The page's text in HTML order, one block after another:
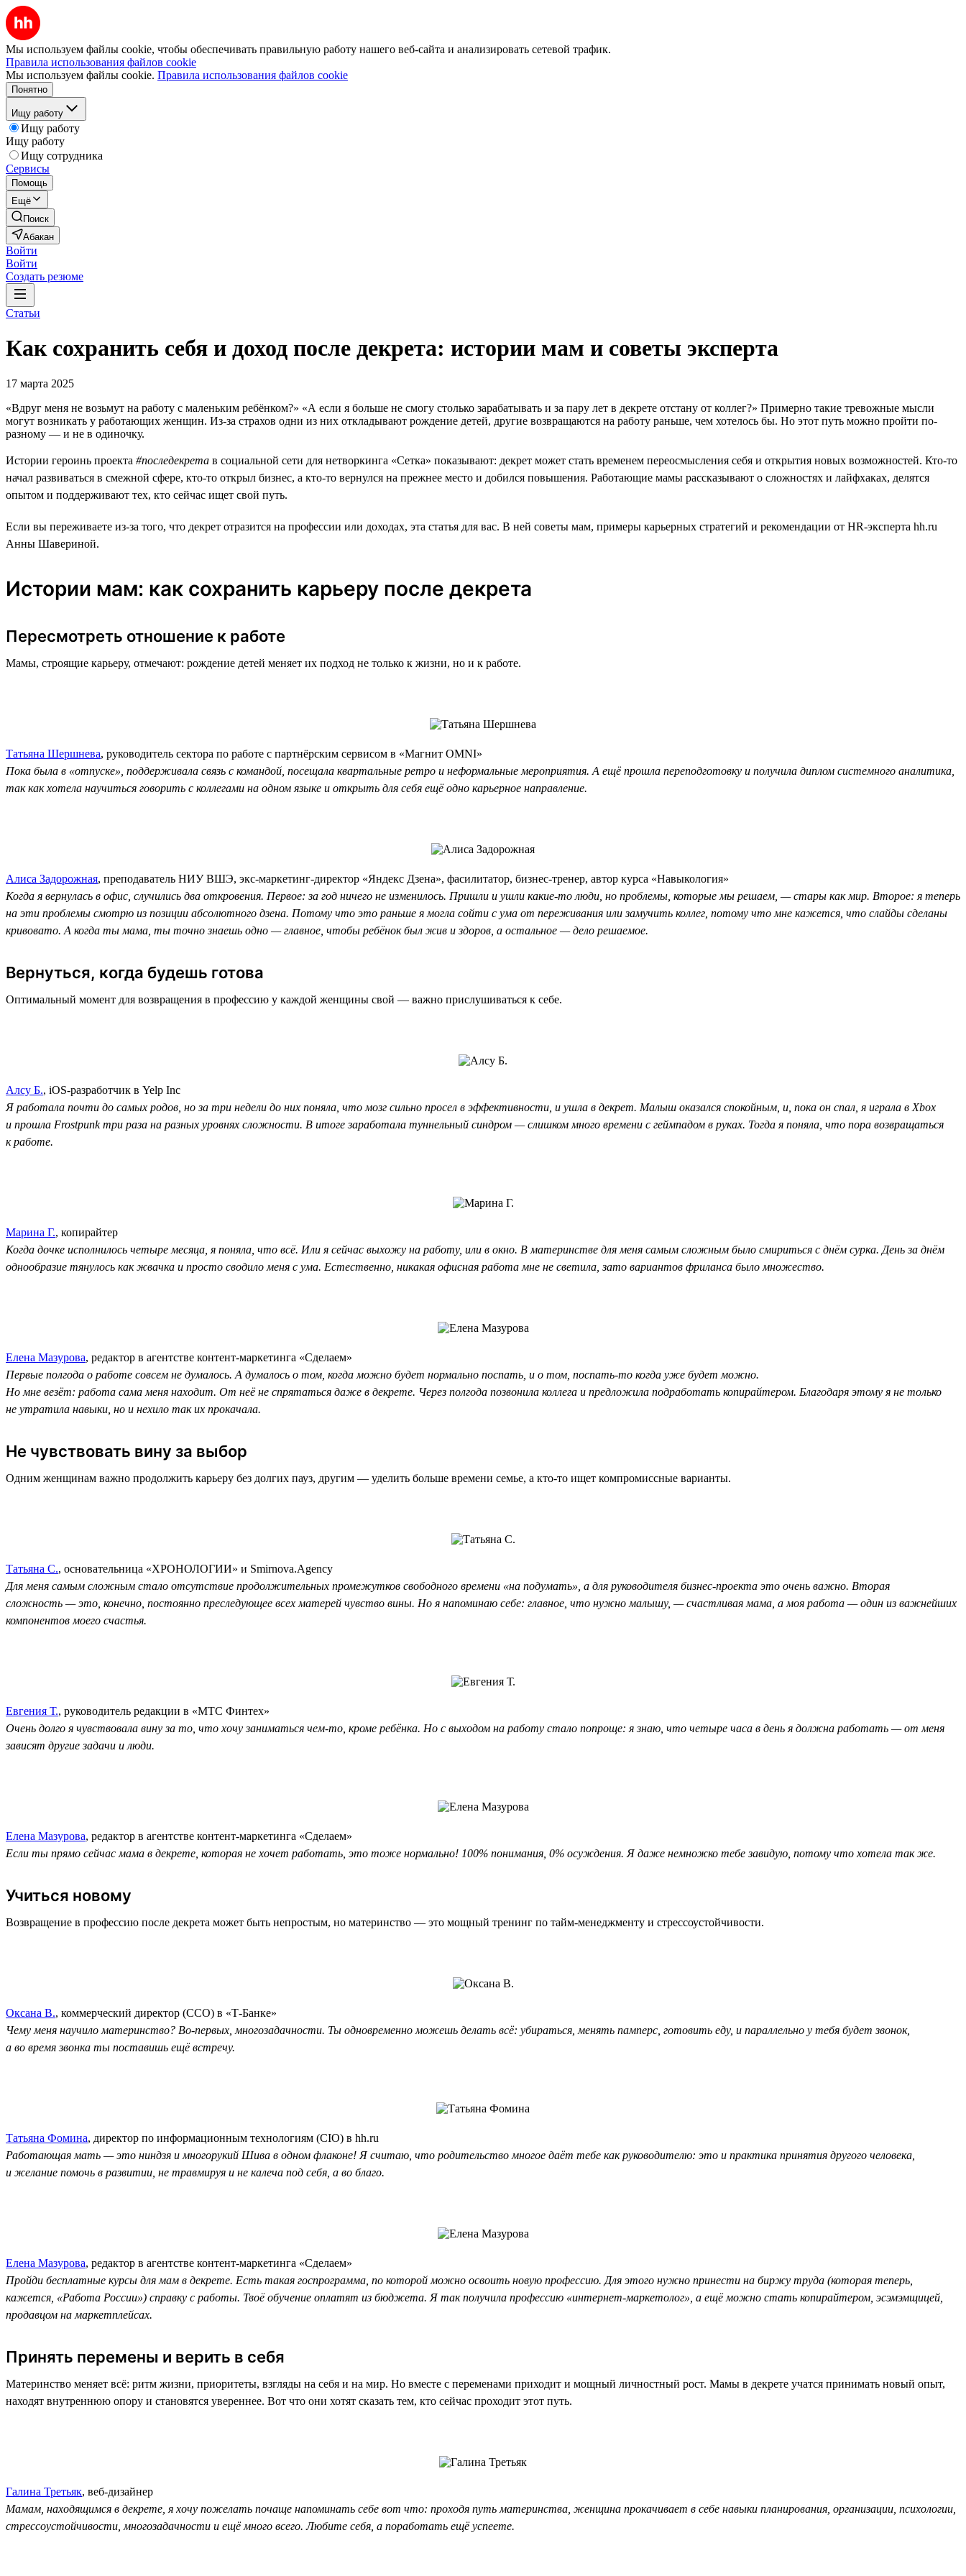
Мы используем файлы cookie, чтобы обеспечивать правильную работу нашего веб-сайта и анализировать сетевой трафик.
Правила использования файлов cookie
Мы используем файлы cookie. Правила использования файлов cookie
Понятно
Ищу работу
Ищу работу
Ищу работу
Ищу сотрудника
Сервисы
Помощь
Ещё
Поиск
Абакан
Войти
Войти
Создать резюме
Статьи
Как сохранить себя и доход после декрета: истории мам и советы эксперта
17 марта 2025
«Вдруг меня не возьмут на работу с маленьким ребёнком?» «А если я больше не смогу столько зарабатывать и за пару лет в декрете отстану от коллег?» Примерно такие тревожные мысли
могут возникать у работающих женщин. Из-за страхов одни из них откладывают рождение детей, другие возвращаются на работу раньше, чем хотелось бы. Но этот путь можно пройти по-
разному — и не в одиночку.
Истории героинь проекта #последекрета в социальной сети для нетворкинга «Сетка» показывают: декрет может стать временем переосмысления себя и открытия новых возможностей. Кто-то
начал развиваться в смежной сфере, кто-то открыл бизнес, а кто-то вернулся на прежнее место и добился повышения. Работающие мамы рассказывают о сложностях и лайфхаках, делятся
опытом и поддерживают тех, кто сейчас ищет свой путь.
Если вы переживаете из-за того, что декрет отразится на профессии или доходах, эта статья для вас. В ней советы мам, примеры карьерных стратегий и рекомендации от HR-эксперта hh.ru
Анны Шавериной.
Истории мам: как сохранить карьеру после декрета
Пересмотреть отношение к работе
Мамы, строящие карьеру, отмечают: рождение детей меняет их подход не только к жизни, но и к работе.
Татьяна Шершнева, руководитель сектора по работе с партнёрским сервисом в «Магнит OMNI»
Пока была в «отпуске», поддерживала связь с командой, посещала квартальные ретро и неформальные мероприятия. А ещё прошла переподготовку и получила диплом системного аналитика,
так как хотела научиться говорить с коллегами на одном языке и открыть для себя ещё одно карьерное направление.
Алиса Задорожная, преподаватель НИУ ВШЭ, экс‑маркетинг-директор «Яндекс Дзена», фасилитатор, бизнес-тренер, автор курса «Навыкология»
Когда я вернулась в офис, случились два откровения. Первое: за год ничего не изменилось. Пришли и ушли какие-то люди, но проблемы, которые мы решаем, — стары как мир. Второе: я теперь
на эти проблемы смотрю из позиции абсолютного дзена. Потому что это раньше я могла сойти с ума от переживания или замучить коллег, потому что мне кажется, что слайды сделаны
кривовато. А когда ты мама, ты точно знаешь одно — главное, чтобы ребёнок был жив и здоров, а остальное — дело решаемое.
Вернуться, когда будешь готова
Оптимальный момент для возвращения в профессию у каждой женщины свой — важно прислушиваться к себе.
Алсу Б., iOS-разработчик в Yelp Inc
Я работала почти до самых родов, но за три недели до них поняла, что мозг сильно просел в эффективности, и ушла в декрет. Малыш оказался спокойным, и, пока он спал, я играла в Xbox
и прошла Frostpunk три раза на разных уровнях сложности. В итоге заработала туннельный синдром — слишком много времени с геймпадом в руках. Тогда я поняла, что пора возвращаться
к работе.
Марина Г., копирайтер
Когда дочке исполнилось четыре месяца, я поняла, что всё. Или я сейчас выхожу на работу, или в окно. В материнстве для меня самым сложным было смириться с днём сурка. День за днём
однообразие тянулось как жвачка и просто сводило меня с ума. Естественно, никакая офисная работа мне не светила, зато вариантов фриланса было множество.
Елена Мазурова, редактор в агентстве контент-маркетинга «Сделаем»
Первые полгода о работе совсем не думалось. А думалось о том, когда можно будет нормально поспать, и о том, поспать-то когда уже будет можно.
Но мне везёт: работа сама меня находит. От неё не спрятаться даже в декрете. Через полгода позвонила коллега и предложила подработать копирайтером. Благодаря этому я не только
не утратила навыки, но и нехило так их прокачала.
Не чувствовать вину за выбор
Одним женщинам важно продолжить карьеру без долгих пауз, другим — уделить больше времени семье, а кто-то ищет компромиссные варианты.
Татьяна С., основательница «ХРОНОЛОГИИ» и Smirnova.Agency
Для меня самым сложным стало отсутствие продолжительных промежутков свободного времени «на подумать», а для руководителя бизнес-проекта это очень важно. Вторая
сложность — это, конечно, постоянно преследующее всех матерей чувство вины. Но я напоминаю себе: главное, что нужно малышу, — счастливая мама, а моя работа — один из важнейших
компонентов моего счастья.
Евгения Т., руководитель редакции в «МТС Финтех»
Очень долго я чувствовала вину за то, что хочу заниматься чем-то, кроме ребёнка. Но с выходом на работу стало попроще: я знаю, что четыре часа в день я должна работать — от меня
зависят другие задачи и люди.
Елена Мазурова, редактор в агентстве контент-маркетинга «Сделаем»
Если ты прямо сейчас мама в декрете, которая не хочет работать, это тоже нормально! 100% понимания, 0% осуждения. Я даже немножко тебе завидую, потому что хотела так же.
Учиться новому
Возвращение в профессию после декрета может быть непростым, но материнство — это мощный тренинг по тайм-менеджменту и стрессоустойчивости.
Оксана В., коммерческий директор (CCO) в «Т-Банке»
Чему меня научило материнство? Во-первых, многозадачности. Ты одновременно можешь делать всё: убираться, менять памперс, готовить еду, и параллельно у тебя будет звонок,
а во время звонка ты поставишь ещё встречу.
Татьяна Фомина, директор по информационным технологиям (CIO) в hh.ru
Работающая мать — это ниндзя и многорукий Шива в одном флаконе! Я считаю, что родительство многое даёт тебе как руководителю: это и практика принятия другого человека,
и желание помочь в развитии, не травмируя и не калеча под себя, а во благо.
Елена Мазурова, редактор в агентстве контент-маркетинга «Сделаем»
Пройди бесплатные курсы для мам в декрете. Есть такая госпрограмма, по которой можно освоить новую профессию. Для этого нужно принести на биржу труда (которая теперь,
кажется, «Работа России») справку с работы. Твоё обучение оплатят из бюджета. Я так получила профессию «интернет-маркетолог», а ещё можно стать копирайтером, эсэмэмщицей,
продавцом на маркетплейсах.
Принять перемены и верить в себя
Материнство меняет всё: ритм жизни, приоритеты, взгляды на себя и на мир. Но вместе с переменами приходит и мощный личностный рост. Мамы в декрете учатся принимать новый опыт,
находят внутреннюю опору и становятся увереннее. Вот что они хотят сказать тем, кто сейчас проходит этот путь.
Галина Третьяк, веб-дизайнер
Мамам, находящимся в декрете, я хочу пожелать почаще напоминать себе вот что: проходя путь материнства, женщина прокачивает в себе навыки планирования, организации, психологии,
стрессоустойчивости, многозадачности и ещё много всего. Любите себя, а поработать ещё успеете.